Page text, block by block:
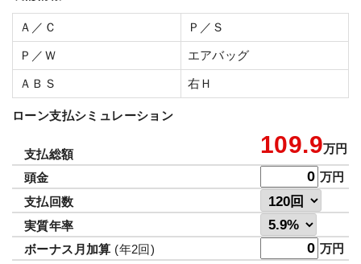
Ａ／Ｃ Ｐ／Ｓ
Ｐ／Ｗ エアバッグ
ＡＢＳ 右Ｈ
ローン支払シミュレーション
支払総額 109.9万円
頭金
万円
支払回数
実質年率
ボーナス月加算 (年2回) 万円